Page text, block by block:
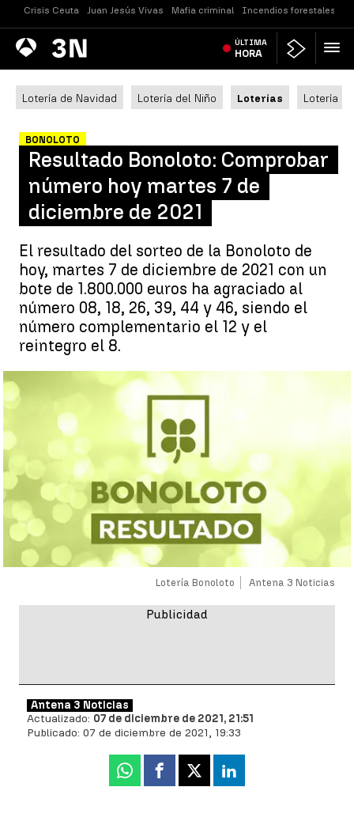
Crisis Ceuta Juan Jesús Vivas Mafia criminal Incendios forestales
Antena
3 Noticias ÚLTIMA
HORA
Lotería de Navidad Lotería del Niño Loterías Lotería
BONOLOTO
Resultado Bonoloto: Comprobar
número hoy martes 7 de
diciembre de 2021
El resultado del sorteo de la Bonoloto de
hoy, martes 7 de diciembre de 2021 con un
bote de 1.800.000 euros ha agraciado al
número 08, 18, 26, 39, 44 y 46, siendo el
número complementario el 12 y el
reintegro el 8.
Lotería Bonoloto Antena 3 Noticias
Antena 3 Noticias
Actualizado: 07 de diciembre de 2021, 21:51
Publicado: 07 de diciembre de 2021, 19:33
Whatsapp
Facebook
X Linkedin